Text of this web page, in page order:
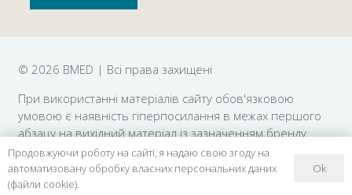
© 2026 BMED | Всі права захищені
При використанні матеріалів сайту обов'язковою
умовою є наявність гіперпосилання в межах першого
абзацу на вихідний матеріал із зазначенням бренду.
Використання зображень можливе тільки з письмового
дозволу.
Продовжуючи роботу на сайті, я надаю свою згоду на
автоматизовану обробку власних персональних даних
(файли cookie).
Ok